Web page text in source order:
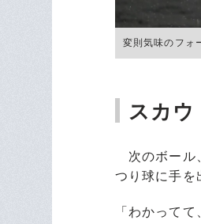
変則気味のフ
スカウ
次のボール
つり球に手を
「わかって